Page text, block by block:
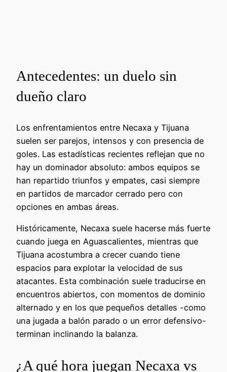
Antecedentes: un duelo sin
dueño claro
Los enfrentamientos entre Necaxa y Tijuana
suelen ser parejos, intensos y con presencia de
goles. Las estadísticas recientes reflejan que no
hay un dominador absoluto: ambos equipos se
han repartido triunfos y empates, casi siempre
en partidos de marcador cerrado pero con
opciones en ambas áreas.
Históricamente, Necaxa suele hacerse más fuerte
cuando juega en Aguascalientes, mientras que
Tijuana acostumbra a crecer cuando tiene
espacios para explotar la velocidad de sus
atacantes. Esta combinación suele traducirse en
encuentros abiertos, con momentos de dominio
alternado y en los que pequeños detalles -como
una jugada a balón parado o un error defensivo-
terminan inclinando la balanza.
¿A qué hora juegan Necaxa vs